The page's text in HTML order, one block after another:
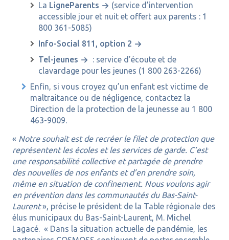
La LigneParents
(service d’intervention
accessible jour et nuit et offert aux parents : 1
800 361-5085)
Info-Social 811, option 2
Tel-jeunes
: service d’écoute et de
clavardage pour les jeunes (1 800 263-2266)
Enfin, si vous croyez qu’un enfant est victime de
maltraitance ou de négligence, contactez la
Direction de la protection de la jeunesse au 1 800
463-9009.
« Notre souhait est de recréer le filet de protection que
représentent les écoles et les services de garde. C’est
une responsabilité collective et partagée de prendre
des nouvelles de nos enfants et d’en prendre soin,
même en situation de confinement. Nous voulons agir
en prévention dans les communautés du Bas-Saint-
Laurent», précise le président de la Table régionale des
élus municipaux du Bas-Saint-Laurent, M. Michel
Lagacé. « Dans la situation actuelle de pandémie, les